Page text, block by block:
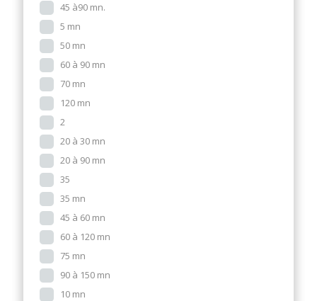
45 à90 mn.
5 mn
50 mn
60 à 90 mn
70 mn
120 mn
2
20 à 30 mn
20 à 90 mn
35
35 mn
45 à 60 mn
60 à 120 mn
75 mn
90 à 150 mn
10 mn